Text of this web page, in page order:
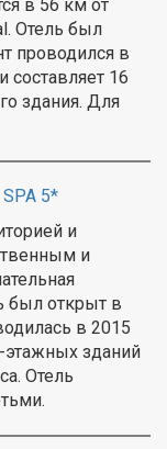
в 56 км от
Отель был
проводился в
составляет 16
здания. Для
SPA 5*
и
и
был открыт в
в 2015
этажных зданий
Отель